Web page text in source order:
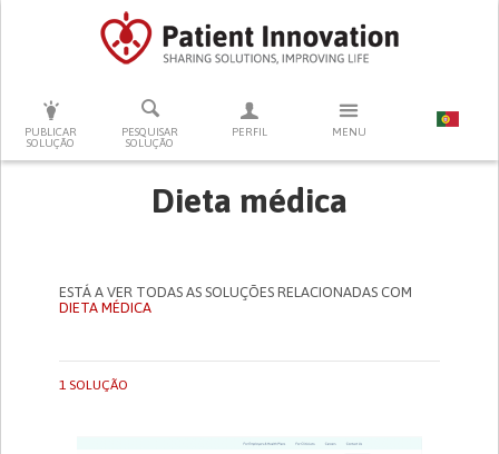
PUBLICAR
SOLUÇÃO
PESQUISAR
SOLUÇÃO
PERFIL MENU
PRESSIONE ENTER PARA PESQUISAR
Dieta médica
ESTÁ A VER TODAS AS SOLUÇÕES RELACIONADAS COM
DIETA MÉDICA
1 SOLUÇÃO